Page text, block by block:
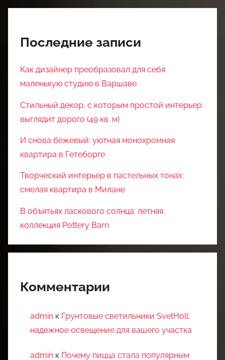
Последние записи
Как дизайнер преобразовал для себя
маленькую студию в Варшаве
Стильный декор, с которым простой интерьер
выглядит дорого (49 кв. м)
И снова бежевый: уютная монохромная
квартира в Гетеборге
Творческий интерьер в пастельных тонах:
смелая квартира в Милане
В объятьях ласкового солнца: летняя
коллекция Pottery Barn
Комментарии
admin к Грунтовые светильники SvetHoll:
надежное освещение для вашего участка
admin к Почему пицца стала популярным